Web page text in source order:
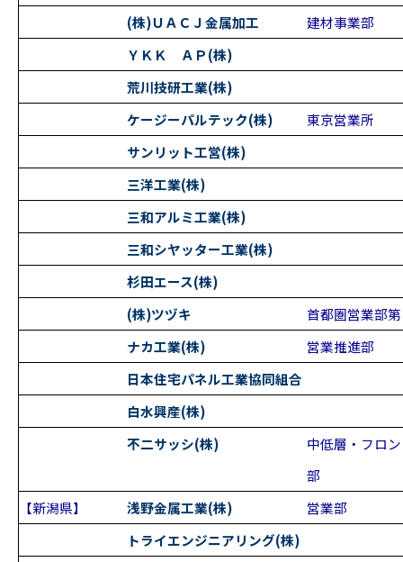
(株)ＵＡＣＪ金属加工
建材事業部
ＹＫＫ ＡＰ(株)
荒川技研工業(株)
ケージーパルテック(株)
東京営業所
サンリット工営(株)
三洋工業(株)
三和アルミ工業(株)
三和シヤッター工業(株)
杉田エース(株)
(株)ツヅキ
首都圏営業部
ナカ工業(株)
営業推進部
日本住宅パネル工業協同組合
白水興産(株)
不二サッシ(株)
中低層・フロ
部
【新潟県】
浅野金属工業(株)
営業部
トライエンジニアリング(株)